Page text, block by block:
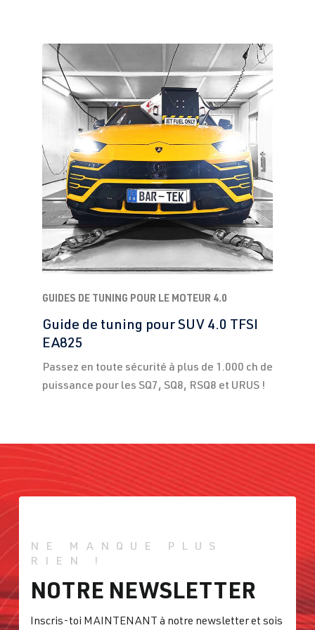
GUIDES DE TUNING POUR LE MOTEUR 4.0
Guide de tuning pour SUV 4.0 TFSI
EA825
Passez en toute sécurité à plus de 1.000 ch de
puissance pour les SQ7, SQ8, RSQ8 et URUS !
NE MANQUE PLUS
RIEN !
NOTRE NEWSLETTER
Inscris-toi MAINTENANT à notre newsletter et sois